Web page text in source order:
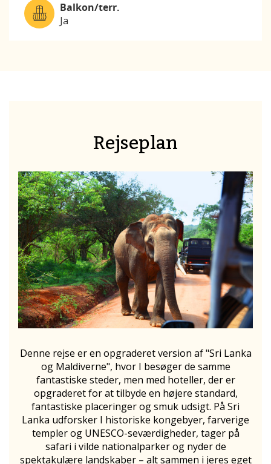
Balkon/terr.
Ja
Rejseplan
Denne rejse er en opgraderet version af "Sri Lanka
og Maldiverne", hvor I besøger de samme
fantastiske steder, men med hoteller, der er
opgraderet for at tilbyde en højere standard,
fantastiske placeringer og smuk udsigt. På Sri
Lanka udforsker I historiske kongebyer, farverige
templer og UNESCO-seværdigheder, tager på
safari i vilde nationalparker og nyder de
spektakulære landskaber – alt sammen i jeres eget